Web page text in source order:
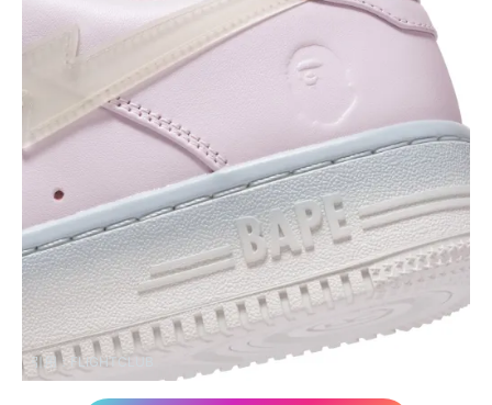
引用： FLIGHTCLUB